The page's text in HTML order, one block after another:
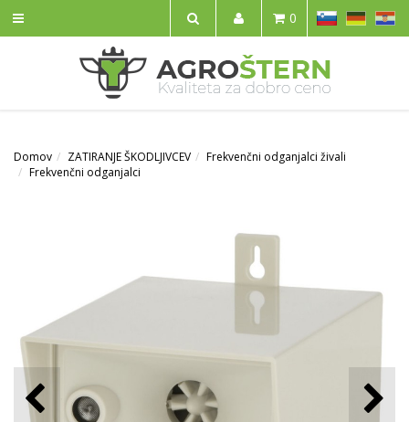
IŠČI
SL HR
0
Domov ZATIRANJE ŠKODLJIVCEV
Frekvenčni odganjalci živali
Frekvenčni odganjalci